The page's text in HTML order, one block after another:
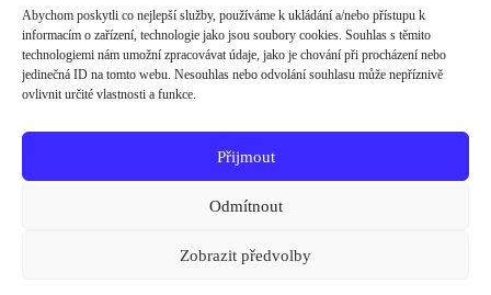
Abychom poskytli co nejlepší služby, používáme k ukládání a/nebo přístupu k
informacím o zařízení, technologie jako jsou soubory cookies. Souhlas s těmito
technologiemi nám umožní zpracovávat údaje, jako je chování při procházení nebo
jedinečná ID na tomto webu. Nesouhlas nebo odvolání souhlasu může nepříznivě
ovlivnit určité vlastnosti a funkce.
Přijmout
Odmítnout
Zobrazit předvolby
Zásady ochrany osobních údajů
Cookie Policy
Přijímáme bezpečné online platby kartou přes Stripe.
Vaše platební údaje jsou šifrovány a nikdy je neukládáme.